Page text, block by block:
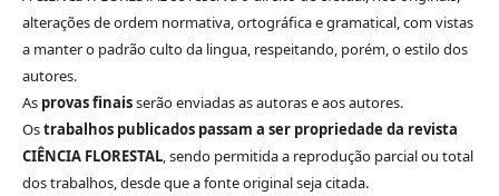
alterações de ordem normativa, ortográfica e gramatical, com vistas
a manter o padrão culto da lingua, respeitando, porém, o estilo dos
autores.
As provas finaisserão enviadas as autoras e aos autores.
Ostrabalhos publicados passam a ser propriedade da revista
CIÊNCIA FLORESTAL, sendo permitida a reprodução parcial ou total
dos trabalhos, desde que a fonte original seja citada.